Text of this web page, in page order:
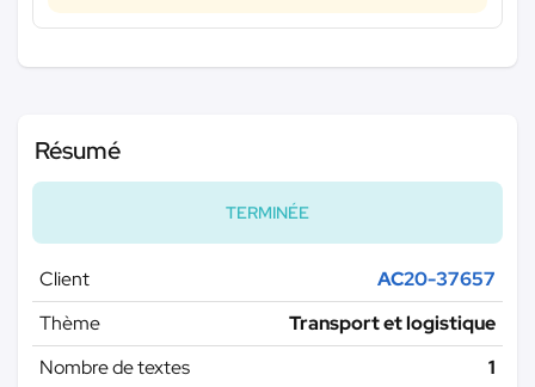
Résumé
TERMINÉE
Client
AC20-37657
Thème
Transport et logistique
Nombre de textes
1